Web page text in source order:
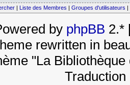
| Liste des Membres | Groupes d'utilisateurs |
by phpBB 2.*
rewritten in
"La